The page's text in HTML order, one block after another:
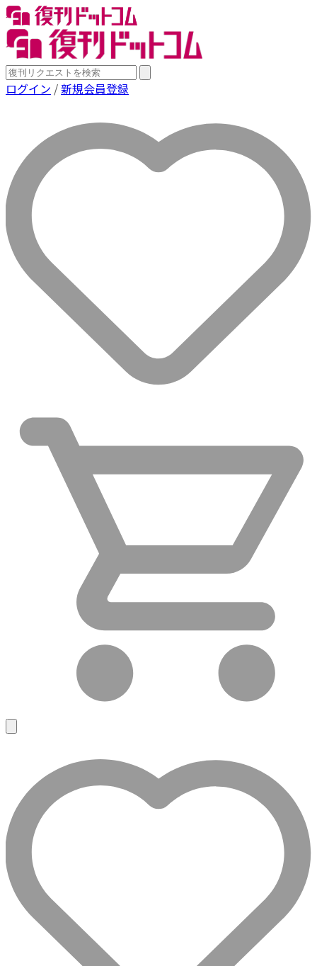
ログイン /新規会員登録